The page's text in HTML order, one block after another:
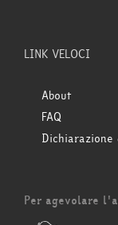
LINK VELOCI
About
FAQ
Per agevolare